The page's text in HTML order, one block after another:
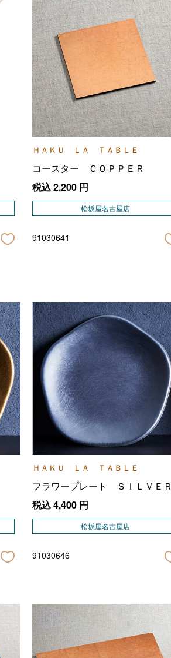
ＨＡＫＵ ＬＡ ＴＡＢＬＥ
コースター ＣＯＰＰＥＲ
税込2,200 円
松坂屋名古屋店
91030641
ＨＡＫＵ ＬＡ ＴＡＢＬＥ
フラワープレート ＳＩＬＶＥＲ
税込4,400 円
松坂屋名古屋店
91030646